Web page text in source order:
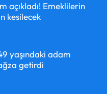
açıkladı! Emeklilerin
kesilecek
yaşındaki adam
getirdi